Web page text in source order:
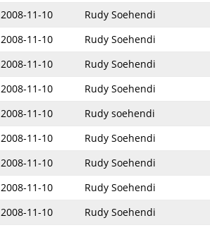
2008-11-10 Rudy Soehendi
2008-11-10 Rudy Soehendi
2008-11-10 Rudy Soehendi
2008-11-10 Rudy Soehendi
2008-11-10 Rudy soehendi
2008-11-10 Rudy Soehendi
2008-11-10 Rudy Soehendi
2008-11-10 Rudy Soehendi
2008-11-10 Rudy Soehendi